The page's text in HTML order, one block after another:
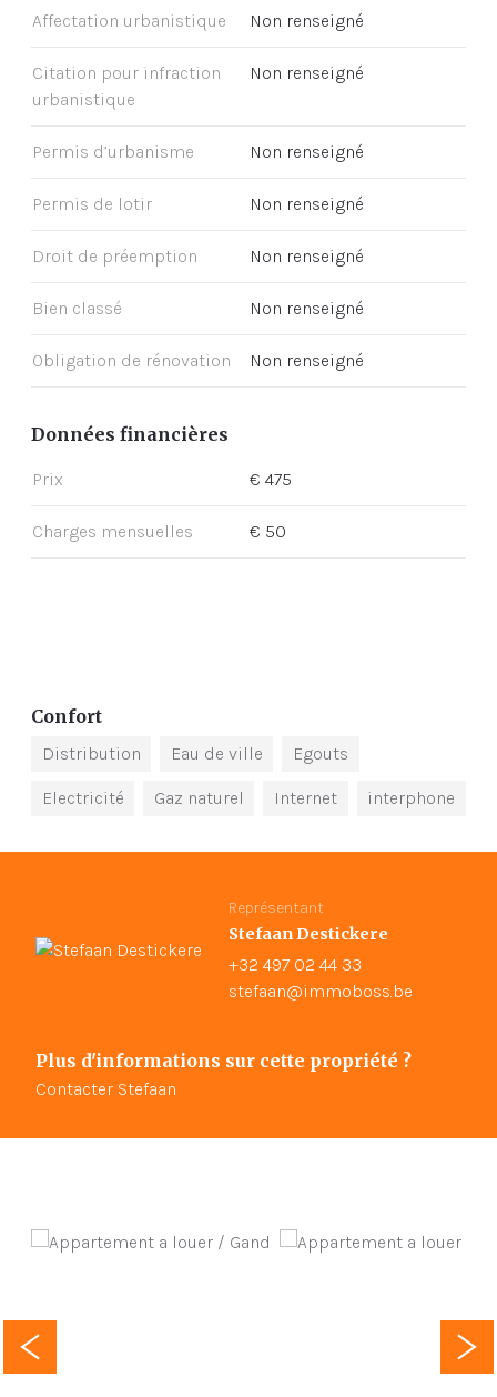
Affectation urbanistique Non renseigné
Citation pour infraction
urbanistique
Non renseigné
Permis d’urbanisme Non renseigné
Permis de lotir Non renseigné
Droit de préemption Non renseigné
Bien classé Non renseigné
Obligation de rénovation Non renseigné
Données financières
Prix € 475
Charges mensuelles € 50
Confort
Distribution Eau de ville Egouts
Electricité Gaz naturel Internet interphone
Représentant
Stefaan Destickere
+32 497 02 44 33
stefaan@immoboss.be
Plus d'informations sur cette propriété ?
Contacter Stefaan